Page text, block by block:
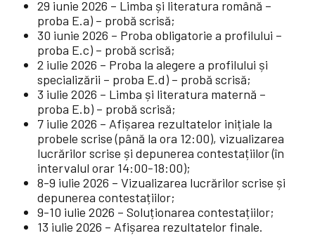
29 iunie 2026 – Limba și literatura română –
proba E.a) – probă scrisă;
30 iunie 2026 – Proba obligatorie a profilului –
proba E.c) – probă scrisă;
2 iulie 2026 – Proba la alegere a profilului și
specializării – proba E.d) – probă scrisă;
3 iulie 2026 – Limba și literatura maternă –
proba E.b) – probă scrisă;
7 iulie 2026 – Afișarea rezultatelor inițiale la
probele scrise (până la ora 12:00), vizualizarea
lucrărilor scrise și depunerea contestațiilor (în
intervalul orar 14:00-18:00);
8-9 iulie 2026 – Vizualizarea lucrărilor scrise și
depunerea contestațiilor;
9-10 iulie 2026 – Soluționarea contestațiilor;
13 iulie 2026 – Afișarea rezultatelor finale.